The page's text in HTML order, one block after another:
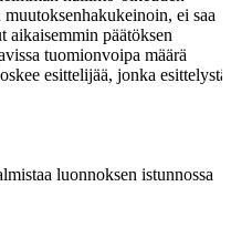
ei saa
aikaisemmin päätöksen
tuomionvoipa määrä
esittelijää, jonka esittelystä
luonnoksen istunnossa